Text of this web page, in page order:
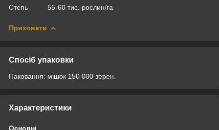
Степь 55-60 тис. рослин/га
Приховати
Спосіб упаковки
Паковання: мішок 150 000 зерен.
Характеристики
Основні